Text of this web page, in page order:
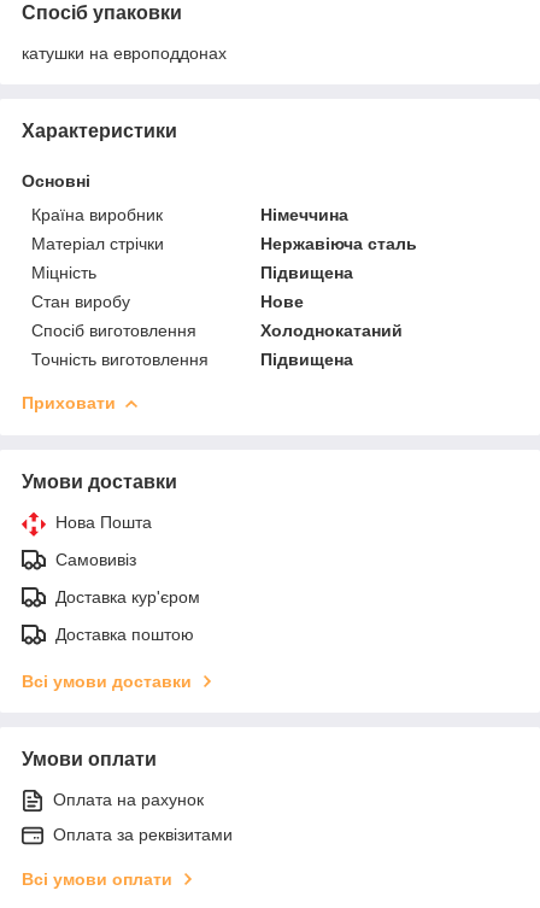
Спосіб упаковки
катушки на европоддонах
Характеристики
Основні
Країна виробник
Німеччина
Матеріал стрічки
Нержавіюча сталь
Міцність
Підвищена
Стан виробу
Нове
Спосіб виготовлення
Холоднокатаний
Точність виготовлення
Підвищена
Приховати
Умови доставки
Нова Пошта
Самовивіз
Доставка кур'єром
Доставка поштою
Всі умови доставки
Умови оплати
Оплата на рахунок
Оплата за реквізитами
Всі умови оплати